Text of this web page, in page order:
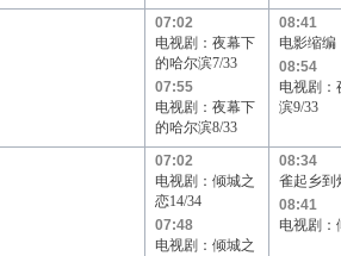
凤凰电影台
华娱卫视
Channel[V] 天映频道
07:02
电视剧：夜幕下
的哈尔滨7/33
07:55
电视剧：夜幕下
的哈尔滨8/33
08:41
电影缩编
08:54
电视剧：
滨9/33
07:02
电视剧：倾城之
恋14/34
07:48
电视剧：倾城之
08:34
雀起乡到
08:41
电视剧：